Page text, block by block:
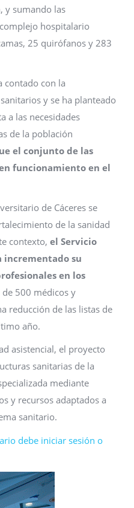
y sumando las
hospitalario
25 quirófanos y 283
contado con la
y se ha planteado
a las necesidades
de la población
el conjunto de las
funcionamiento en el
de Cáceres se
de la sanidad
contexto, el Servicio
incrementado su
en los
500 médicos y
reducción de las listas de
año.
asistencial, el proyecto
sanitarias de la
mediante
y recursos adaptados a
sanitario.
debe iniciar sesión o